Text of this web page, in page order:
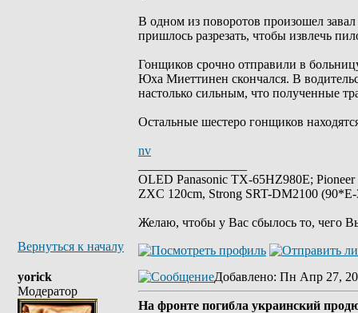
В одном из поворотов произошел
пришлось разрезать, чтобы извлечь
Гонщиков срочно отправили в
Юха Миеттинен скончался. В
настолько сильным, что полученные
Остальные шестеро гонщиков
nv
OLED Panasonic TX-65HZ980E;
ZXC 120cm, Strong SRT-DM2100
Желаю, чтобы у Вас сбылось то, чего
Вернуться к началу
yorick
Модератор
Добавлено: Пн Апр 27,
На фронте погибла украинский